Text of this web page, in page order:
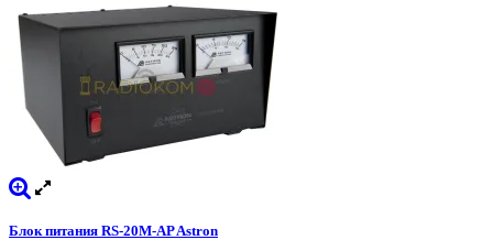
Блок питания RS-20M-AP Astron